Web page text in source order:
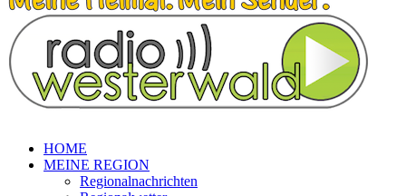
HOME
MEINE REGION
Regionalnachrichten